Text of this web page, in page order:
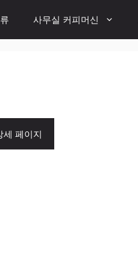
사무실 커피머신
세 페이지